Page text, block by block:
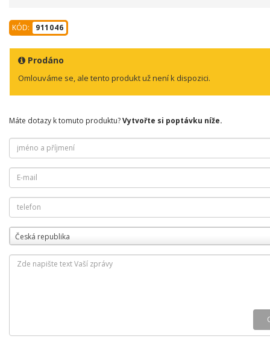
KÓD: 911046
Prodáno
Omlouváme se, ale tento produkt už není k dispozici.
Máte dotazy k tomuto produktu?Vytvořte si poptávku níže.
Česká republika